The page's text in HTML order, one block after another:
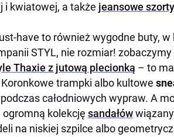
i kwiatowej, a także jeansowe
have to również wygodne buty,
STYL, nie rozmiar!
Thaxie z jutową plecionką – to
trampki albo kultowe
całodniowych wypraw. A
ogromną kolekcję sandałów
na niskiej szpilce albo